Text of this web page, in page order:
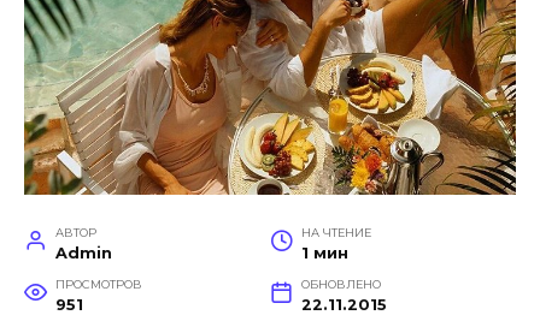
АВТОР
Admin
НА ЧТЕНИЕ
1 мин
ПРОСМОТРОВ
951
ОБНОВЛЕНО
22.11.2015